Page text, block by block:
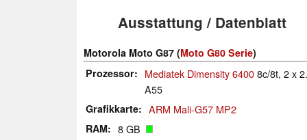
Ausstattung / Datenblatt
Motorola Moto G87 (Moto G80 Serie)
Prozessor
Mediatek Dimensity 64008c/8t, 2 x
A55
Grafikkarte ARM Mali-G57 MP2
RAM 8 GB